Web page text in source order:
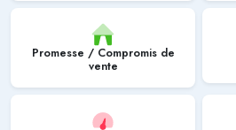
Promesse / Compromis de
vente